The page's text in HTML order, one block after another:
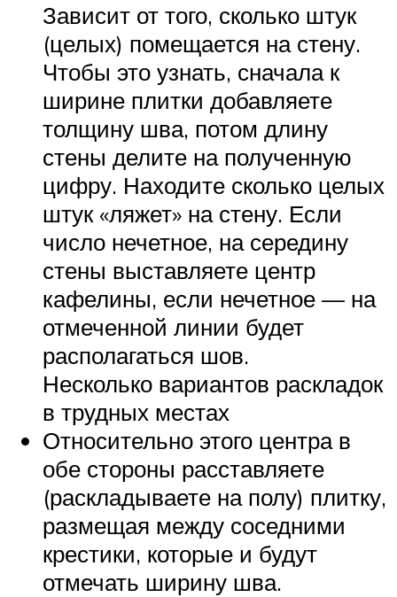
Зависит от того, сколько штук
(целых) помещается на стену.
Чтобы это узнать, сначала к
ширине плитки добавляете
толщину шва, потом длину
стены делите на полученную
цифру. Находите сколько целых
штук «ляжет» на стену. Если
число нечетное, на середину
стены выставляете центр
кафелины, если нечетное — на
отмеченной линии будет
располагаться шов.
Несколько вариантов раскладок
в трудных местах
Относительно этого центра в
обе стороны расставляете
(раскладываете на полу) плитку,
размещая между соседними
крестики, которые и будут
отмечать ширину шва.